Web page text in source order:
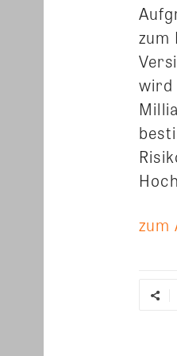
zum
wird
zum